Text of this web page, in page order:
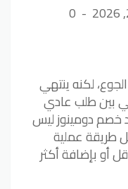
0
لكنه ينتهي
بين طلب عادي
دومينوز ليس
طريقة عملية
أو بإضافة أكثر